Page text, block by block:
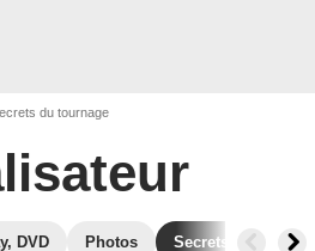
du tournage
DVD Photos Secrets de tournage